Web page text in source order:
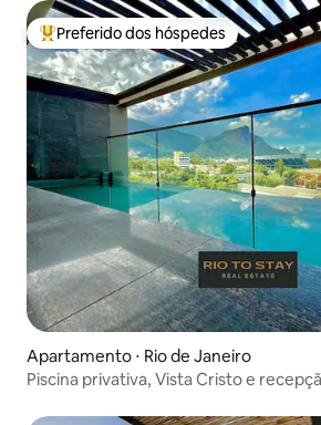
Entre os melhores preferidos dos
Preferido dos hóspedes
Apartamento ⋅ Rio de Janeiro
Piscina privativa, Vista Cristo e